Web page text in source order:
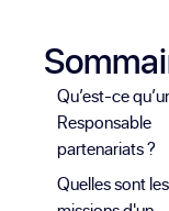
Qu’est-ce
Responsable
partenariats ?
Quelles sont les